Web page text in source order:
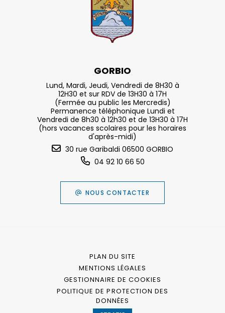
GORBIO
Lund, Mardi, Jeudi, Vendredi de 8H30 à
12H30 et sur RDV de 13H30 à 17H
(Fermée au public les Mercredis)
Permanence téléphonique Lundi et
Vendredi de 8h30 à 12h30 et de 13H30 à 17H
(hors vacances scolaires pour les horaires
d'après-midi)
30 rue Garibaldi 06500 GORBIO
04 92 10 66 50
NOUS CONTACTER
PLAN DU SITE
MENTIONS LÉGALES
GESTIONNAIRE DE COOKIES
POLITIQUE DE PROTECTION DES
DONNÉES